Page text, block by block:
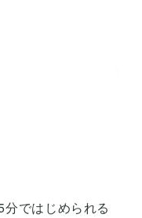
ではじめられる